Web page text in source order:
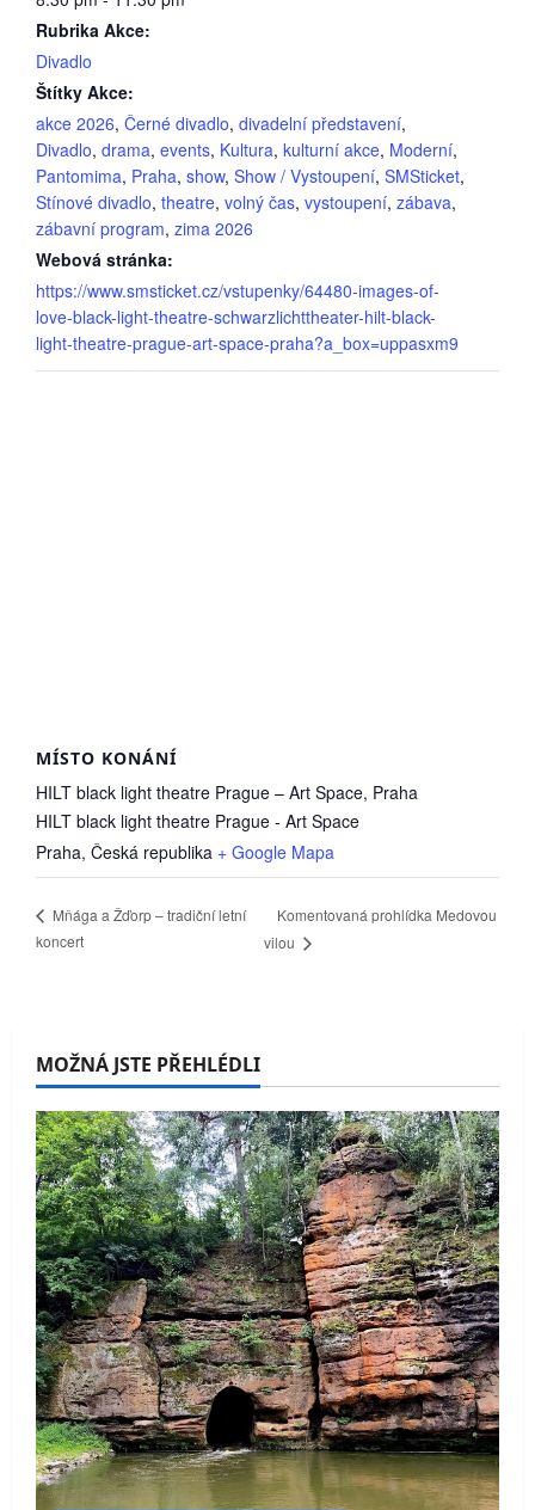
Rubrika Akce:
Divadlo
Štítky Akce:
akce 2026, Černé divadlo, divadelní představení,
Divadlo, drama, events, Kultura, kulturní akce, Moderní,
Pantomima, Praha, show, Show / Vystoupení, SMSticket,
Stínové divadlo, theatre, volný čas, vystoupení, zábava,
zábavní program, zima 2026
Webová stránka:
https://www.smsticket.cz/vstupenky/64480-images-of-
love-black-light-theatre-schwarzlichttheater-hilt-black-
light-theatre-prague-art-space-praha?a_box=uppasxm9
MÍSTO KONÁNÍ
HILT black light theatre Prague – Art Space, Praha
HILT black light theatre Prague - Art Space
Praha, Česká republika + Google Mapa
Mňága a Žďorp – tradiční letní
koncert
Komentovaná prohlídka Medovou
vilou
MOŽNÁ JSTE PŘEHLÉDLI